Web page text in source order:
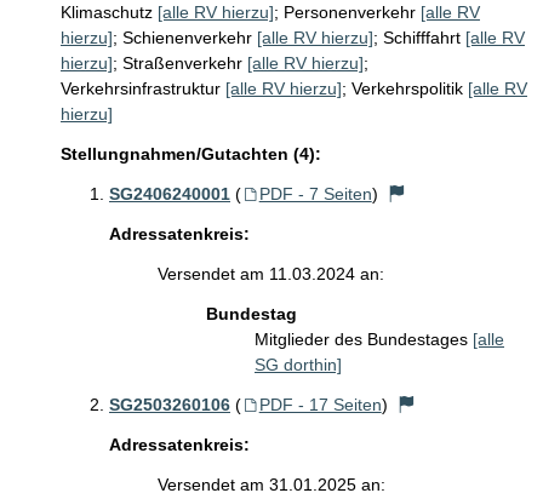
Klimaschutz [alle RV hierzu]; Personenverkehr [alle RV
hierzu]; Schienenverkehr [alle RV hierzu]; Schifffahrt [alle RV
hierzu]; Straßenverkehr [alle RV hierzu];
Verkehrsinfrastruktur [alle RV hierzu]; Verkehrspolitik [alle RV
hierzu]
Stellungnahmen/Gutachten (4):
SG2406240001 ( PDF - 7 Seiten)
Adressatenkreis:
Versendet am 11.03.2024 an:
Bundestag
Mitglieder des Bundestages [alle
SG dorthin]
SG2503260106 ( PDF - 17 Seiten)
Adressatenkreis:
Versendet am 31.01.2025 an: